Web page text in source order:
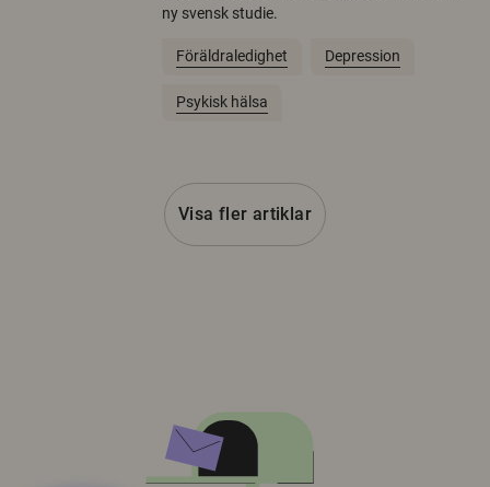
ny svensk studie.
Föräldraledighet Depression
Psykisk hälsa
Visa fler artiklar